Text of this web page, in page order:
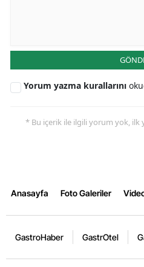
Yorum yazma kurallarını
* Bu içerik ile ilgili yorum yok, ilk
Anasayfa Foto Galeriler
GastroHaber GastrOtel